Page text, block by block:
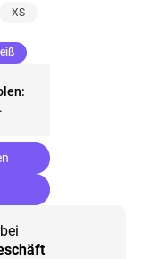
XS
(ausgewählt)